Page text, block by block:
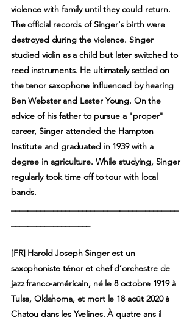
violence with family until they could return.
The official records of Singer's birth were
destroyed during the violence. Singer
studied violin as a child but later switched to
reed instruments. He ultimately settled on
the tenor saxophone influenced by hearing
Ben Webster and Lester Young. On the
advice of his father to pursue a "proper"
career, Singer attended the Hampton
Institute and graduated in 1939 with a
degree in agriculture. While studying, Singer
regularly took time off to tour with local
bands.
[FR] Harold Joseph Singer est un
saxophoniste ténor et chef d’orchestre de
jazz franco-américain, né le 8 octobre 1919 à
Tulsa, Oklahoma, et mort le 18 août 2020 à
Chatou dans les Yvelines. À quatre ans il